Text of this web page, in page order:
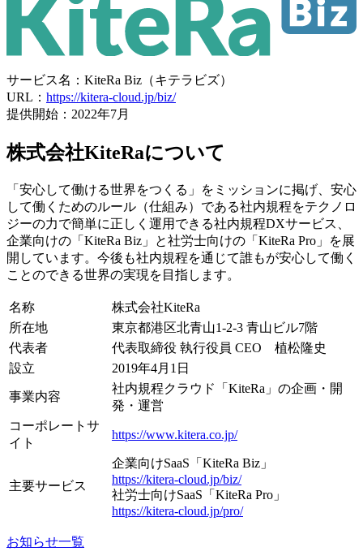
サービス名：KiteRa Biz（キテラビズ）
URL： https://kitera-cloud.jp/biz/
提供開始：2022年7月
株式会社KiteRaについて
「安心して働ける世界をつくる」をミッションに掲げ、安心
して働くためのルール（仕組み）である社内規程をテクノロ
ジーの力で簡単に正しく運用できる社内規程DXサービス、
企業向けの「KiteRa Biz」と社労士向けの「KiteRa Pro」を展
開しています。今後も社内規程を通じて誰もが安心して働く
ことのできる世界の実現を目指します。
名称
株式会社KiteRa
所在地
東京都港区北青山1-2-3 青山ビル7階
代表者
代表取締役 執行役員 CEO 植松隆史
設立
2019年4月1日
事業内容
社内規程クラウド「KiteRa」の企画・開
発・運営
コーポレートサ
イト
https://www.kitera.co.jp/
主要サービス
企業向けSaaS「KiteRa Biz」
https://kitera-cloud.jp/biz/
社労士向けSaaS「KiteRa Pro」
https://kitera-cloud.jp/pro/
お知らせ一覧